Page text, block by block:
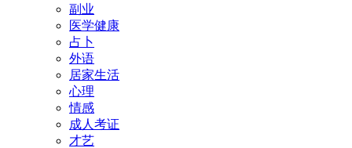
副业
医学健康
占卜
外语
居家生活
心理
情感
成人考证
才艺